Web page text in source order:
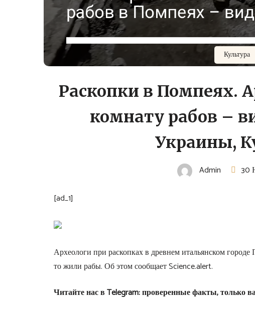
Культура
Раскопки в Помпеях.
комнату рабов –
Украины,
Admin 30
[ad_1]
Археологи при раскопках в древнем итальянском
то жили рабы. Об этом сообщает Science.alert.
Читайте нас в Telegram: проверенные факты, только